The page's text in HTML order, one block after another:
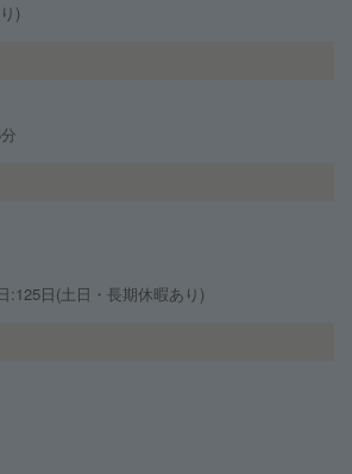
)
日(土日・長期休暇あり)